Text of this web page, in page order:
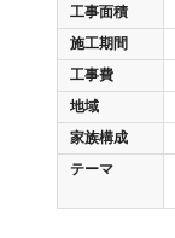
工事面積
施工期間
工事費
地域
家族構成
テーマ